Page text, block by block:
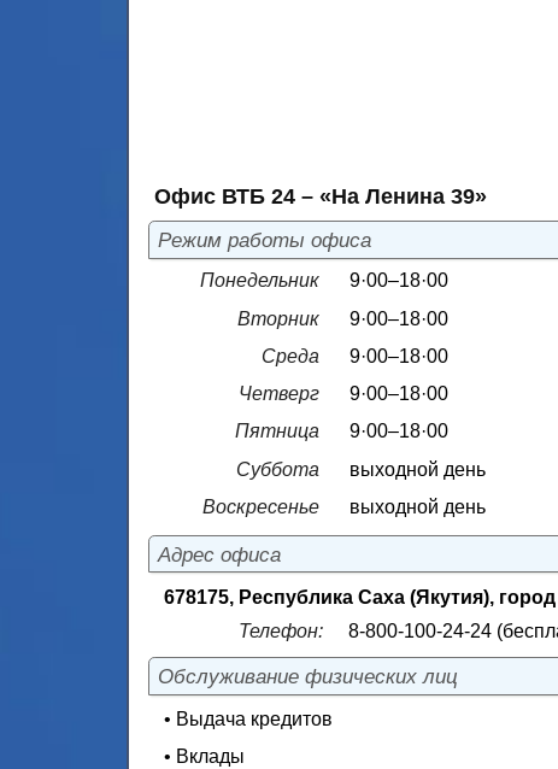
Офис ВТБ 24 – «На Ленина 39»
Режим работы офиса
Понедельник
9·00–18·00
Вторник
9·00–18·00
Среда
9·00–18·00
Четверг
9·00–18·00
Пятница
9·00–18·00
Суббота
выходной день
Воскресенье
выходной день
Адрес офиса
678175, Республика Саха (Якутия),
Телефон:
8-800-100-24-24
Обслуживание физических лиц
• Выдача кредитов
• Вклады